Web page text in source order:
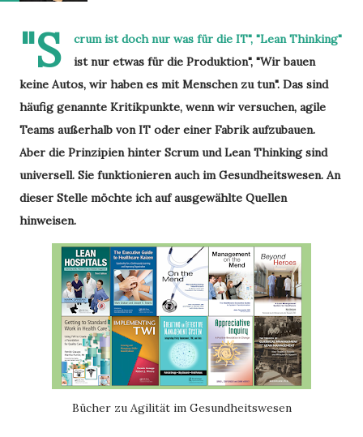
"S
crum ist doch nur was für die IT", "Lean Thinking"
ist nur etwas für die Produktion", "Wir bauen
keine Autos, wir haben es mit Menschen zu tun". Das sind
häufig genannte Kritikpunkte, wenn wir versuchen, agile
Teams außerhalb von IT oder einer Fabrik aufzubauen.
Aber die Prinzipien hinter Scrum und Lean Thinking sind
universell. Sie funktionieren auch im Gesundheitswesen. An
dieser Stelle möchte ich auf ausgewählte Quellen
hinweisen.
Bücher zu Agilität im Gesundheitswesen